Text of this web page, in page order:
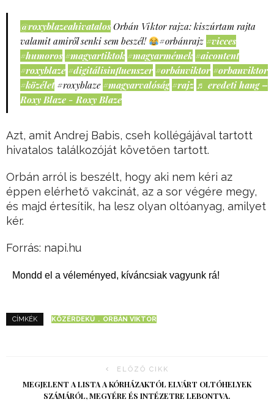
@roxyblazeahivatalos Orbán Viktor rajza: kiszúrtam rajta
valamit amiről senki sem beszél!
#orbánrajz #vicces
#humoros #magyartiktok #magyarmémek #aicontent
#roxyblaze #digitálisinfluenszer #orbánviktor #orbanviktor
#közélet #roxyblaze #magyarvalóság #rajz ♬ eredeti hang –
Roxy Blaze - Roxy Blaze
Azt, amit Andrej Babis, cseh kollégájával tartott
hivatalos találkozóját követően tartott.
Orbán arról is beszélt, hogy aki nem kéri az
éppen elérhető vakcinát, az a sor végére megy,
és majd értesítik, ha lesz olyan oltóanyag, amilyet
kér.
Forrás: napi.hu
Mondd el a véleményed, kíváncsiak vagyunk rá!
CÍMKÉK KÖZÉRDEKŰ ORBÁN VIKTOR
ELŐZŐ CIKK
MEGJELENT A LISTA A KÓRHÁZAKTÓL ELVÁRT OLTÓHELYEK
SZÁMÁRÓL, MEGYÉRE ÉS INTÉZETRE LEBONTVA.